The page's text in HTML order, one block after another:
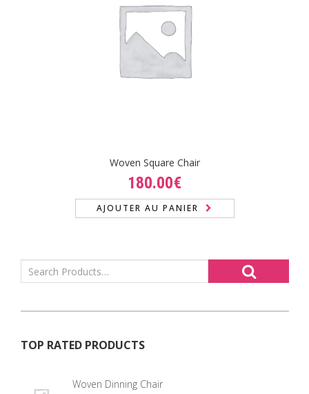
Woven Square Chair
180.00€
AJOUTER AU PANIER
TOP RATED PRODUCTS
Woven Dinning Chair